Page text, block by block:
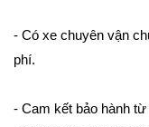
- Có xe chuyên vận
phí.
- Cam kết bảo hành